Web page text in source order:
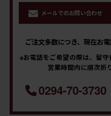
メールでのお問い合わせ
ご注文多数につき、現在お
※お電話をご希望の際は、留
営業時間内に順次折
0294-70-3730